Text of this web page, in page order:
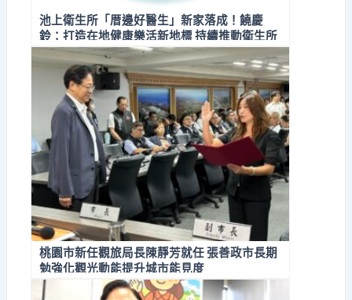
池上衛生所「厝邊好醫生」新家落成！饒慶
鈴：打造在地健康樂活新地標 持續推動衛生所
升級
桃園市新任觀旅局長陳靜芳就任 張善政市長期
勉強化觀光動能提升城市能見度